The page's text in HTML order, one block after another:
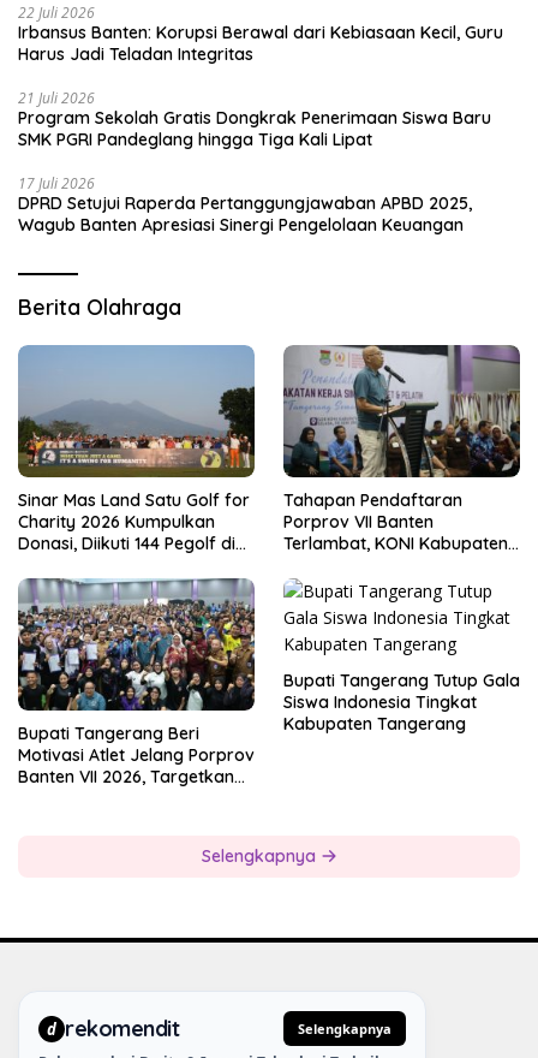
22 Juli 2026
Irbansus Banten: Korupsi Berawal dari Kebiasaan Kecil, Guru
Harus Jadi Teladan Integritas
21 Juli 2026
Program Sekolah Gratis Dongkrak Penerimaan Siswa Baru
SMK PGRI Pandeglang hingga Tiga Kali Lipat
17 Juli 2026
DPRD Setujui Raperda Pertanggungjawaban APBD 2025,
Wagub Banten Apresiasi Sinergi Pengelolaan Keuangan
Berita Olahraga
Sinar Mas Land Satu Golf for
Charity 2026 Kumpulkan
Donasi, Diikuti 144 Pegolf di
Tahapan Pendaftaran
Porprov VII Banten
Terlambat, KONI Kabupaten
Kesiapan Panitia
Bupati Tangerang Beri
Motivasi Atlet Jelang Porprov
Banten VII 2026, Targetkan
Bupati Tangerang Tutup Gala
Siswa Indonesia Tingkat
Kabupaten Tangerang
Selengkapnya
d rekomendit Selengkapnya